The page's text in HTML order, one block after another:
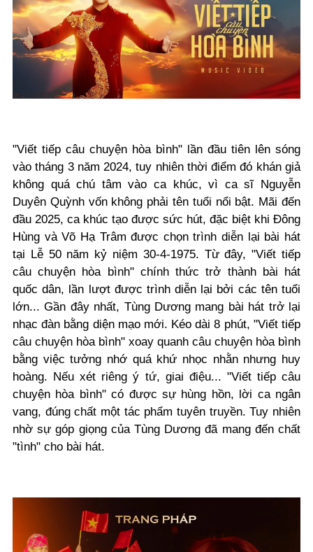
"Viết tiếp câu chuyện hòa bình" lần đầu tiên lên sóng
vào tháng 3 năm 2024, tuy nhiên thời điểm đó khán giả
không quá chú tâm vào ca khúc, vì ca sĩ Nguyễn
Duyên Quỳnh vốn không phải tên tuổi nổi bật. Mãi đến
đầu 2025, ca khúc tạo được sức hút, đặc biệt khi Đông
Hùng và Võ Hạ Trâm được chọn trình diễn lại bài hát
tại Lễ 50 năm kỷ niệm 30-4-1975. Từ đây, "Viết tiếp
câu chuyện hòa bình" chính thức trở thành bài hát
quốc dân, lần lượt được trình diễn lại bởi các tên tuổi
lớn... Gần đây nhất, Tùng Dương mang bài hát trở lại
nhạc đàn bằng diện mạo mới. Kéo dài 8 phút, "Viết tiếp
câu chuyện hòa bình" xoay quanh câu chuyện hòa bình
bằng việc tưởng nhớ quá khứ nhọc nhằn nhưng huy
hoàng. Nếu xét riêng ý tứ, giai điệu... "Viết tiếp câu
chuyện hòa bình" có được sự hùng hồn, lời ca ngân
vang, đúng chất một tác phẩm tuyên truyền. Tuy nhiên
nhờ sự góp giọng của Tùng Dương đã mang đến chất
"tình" cho bài hát.